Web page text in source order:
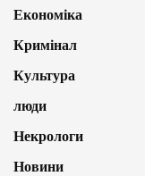
Економіка
Кримінал
Культура
люди
Некрологи
Новини